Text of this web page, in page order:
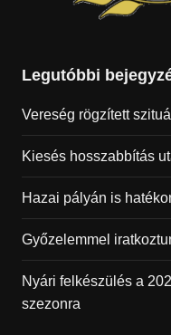
Legutóbbi
Vereség rögzített
Kiesés hosszabbítás
Hazai pályán is
Győzelemmel
Nyári felkészülés a
szezonra